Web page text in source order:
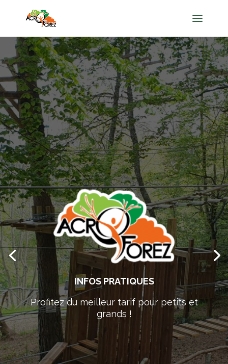
INFOS PRATIQUES
Profitez du meilleur tarif pour petits et
grands !